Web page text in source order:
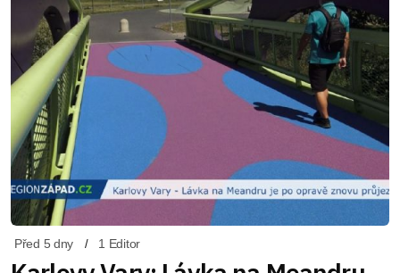
Před 5 dny 1 Editor